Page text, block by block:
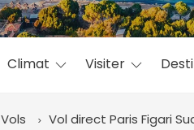
Climat Visiter
Vols Vol direct Paris Figari